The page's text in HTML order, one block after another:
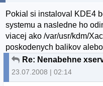
Pokial si instaloval KDE4
systemu a nasledne ho
viacej ako /var/usr/kdm/
poskodenych balikov
Re: Nenabehne
23.07.2008 | 02:14